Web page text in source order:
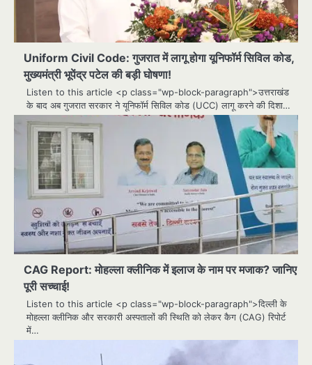
Uniform Civil Code: गुजरात में लागू होगा यूनिफॉर्म सिविल कोड,
मुख्यमंत्री भूपेंद्र पटेल की बड़ी घोषणा!
Listen to this article <p class="wp-block-paragraph">उत्तराखंड
के बाद अब गुजरात सरकार ने यूनिफॉर्म सिविल कोड (UCC) लागू करने की दिशा…
CAG Report: मोहल्ला क्लीनिक में इलाज के नाम पर मजाक? जानिए
पूरी सच्चाई!
Listen to this article <p class="wp-block-paragraph">दिल्ली के
मोहल्ला क्लीनिक और सरकारी अस्पतालों की स्थिति को लेकर कैग (CAG) रिपोर्ट
में…